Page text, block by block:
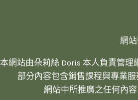
網
本網站由朵莉絲 Doris 本人負責管
部分內容包含銷售課程與專業
網站中所推廣之任何內